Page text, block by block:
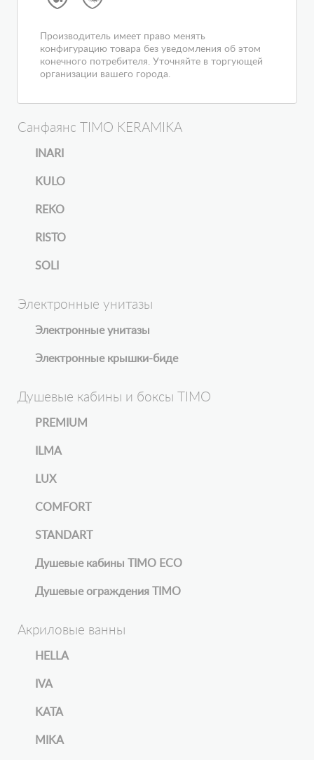
Производитель имеет право менять
конфигурацию товара без уведомления об этом
конечного потребителя. Уточняйте в торгующей
организации вашего города.
Санфаянс TIMO KERAMIKA
INARI
KULO
REKO
RISTO
SOLI
Электронные унитазы
Электронные унитазы
Электронные крышки-биде
Душевые кабины и боксы TIMO
PREMIUM
ILMA
LUX
COMFORT
STANDART
Душевые кабины TIMO ECO
Душевые ограждения TIMO
Акриловые ванны
HELLA
IVA
KATA
MIKA